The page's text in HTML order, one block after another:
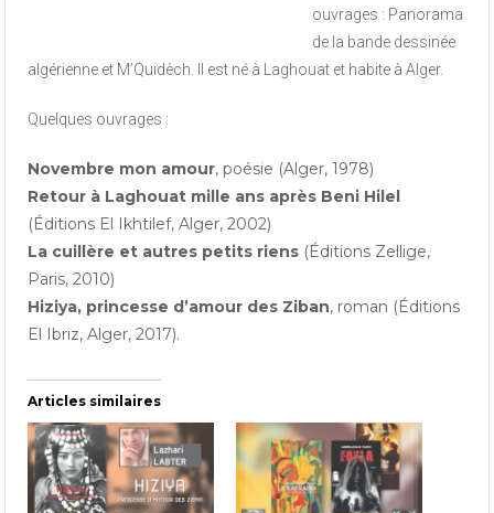
ouvrages : Panorama
de la bande dessinée
algérienne et M’Quidèch. Il est né à Laghouat et habite à Alger.
Quelques ouvrages :
Novembre mon amour, poésie (Alger, 1978)
Retour à Laghouat mille ans après Beni Hilel
(Éditions El Ikhtilef, Alger, 2002)
La cuillère et autres petits riens (Éditions Zellige,
Paris, 2010)
Hiziya, princesse d’amour des Ziban, roman (Éditions
El Ibriz, Alger, 2017).
Articles similaires